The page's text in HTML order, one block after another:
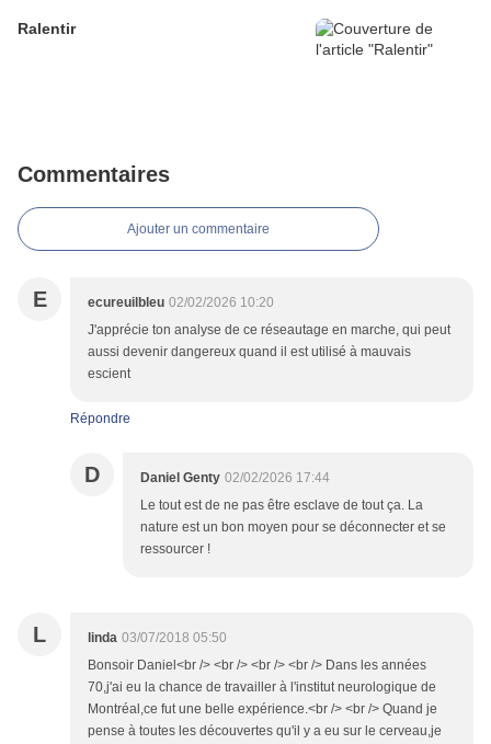
Ralentir
Commentaires
Ajouter un commentaire
E ecureuilbleu 02/02/2026 10:20
J'apprécie ton analyse de ce réseautage en marche, qui peut
aussi devenir dangereux quand il est utilisé à mauvais
escient
Répondre
D Daniel Genty 02/02/2026 17:44
Le tout est de ne pas être esclave de tout ça. La
nature est un bon moyen pour se déconnecter et se
ressourcer !
L linda 03/07/2018 05:50
Bonsoir Daniel<br /> <br /> <br /> <br /> Dans les années
70,j'ai eu la chance de travailler à l'institut neurologique de
Montréal,ce fut une belle expérience.<br /> <br /> Quand je
pense à toutes les découvertes qu'il y a eu sur le cerveau,je